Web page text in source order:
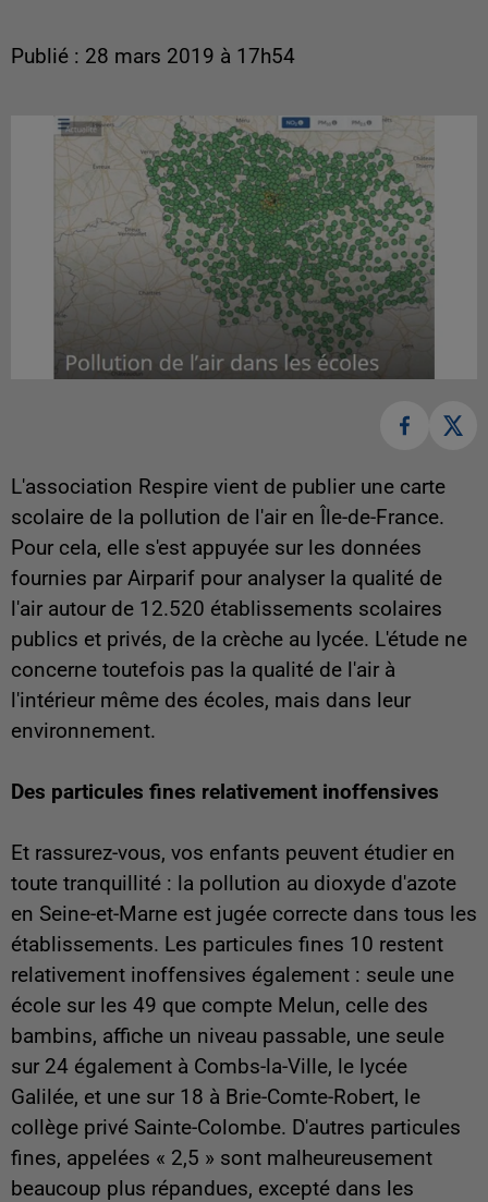
Publié : 28 mars 2019 à 17h54
L'association Respire vient de publier une carte
scolaire de la pollution de l'air en Île-de-France.
Pour cela, elle s'est appuyée sur les données
fournies par Airparif pour analyser la qualité de
l'air autour de 12.520 établissements scolaires
publics et privés, de la crèche au lycée. L'étude ne
concerne toutefois pas la qualité de l'air à
l'intérieur même des écoles, mais dans leur
environnement.
Des particules fines relativement inoffensives
Et rassurez-vous, vos enfants peuvent étudier en
toute tranquillité : la pollution au dioxyde d'azote
en Seine-et-Marne est jugée correcte dans tous les
établissements. Les particules fines 10 restent
relativement inoffensives également : seule une
école sur les 49 que compte Melun, celle des
bambins, affiche un niveau passable, une seule
sur 24 également à Combs-la-Ville, le lycée
Galilée, et une sur 18 à Brie-Comte-Robert, le
collège privé Sainte-Colombe. D'autres particules
fines, appelées « 2,5 » sont malheureusement
beaucoup plus répandues, excepté dans les